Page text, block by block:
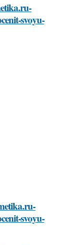
svoyu-
svoyu-